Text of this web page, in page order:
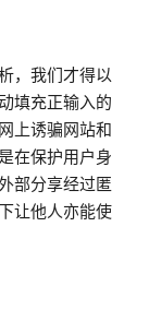
，我们才得以
填充正输入的
上诱骗网站和
在保护用户身
部分享经过匿
让他人亦能使